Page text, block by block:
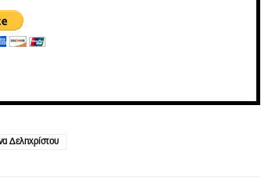
Δεληχρίστου